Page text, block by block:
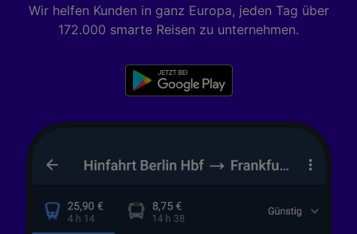
Wir helfen Kunden in ganz Europa, jeden Tag über
172.000 smarte Reisen zu unternehmen.